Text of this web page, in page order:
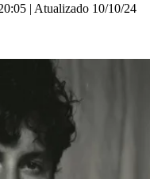
| Atualizado 10/10/24